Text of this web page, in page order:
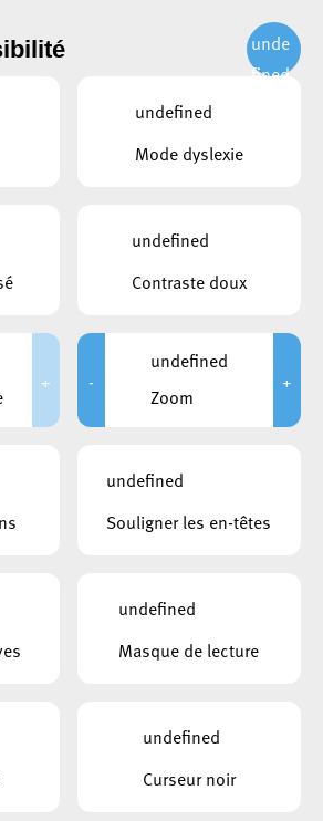
07h00 à 21h00
07h00 à 21h00
07h00 à 21h00
unde
fined
undefined
Mode dyslexie
undefined
Contraste doux
+ -
undefined
Zoom
+
undefined
Souligner les en-têtes
undefined
Masque de lecture
undefined
Curseur noir